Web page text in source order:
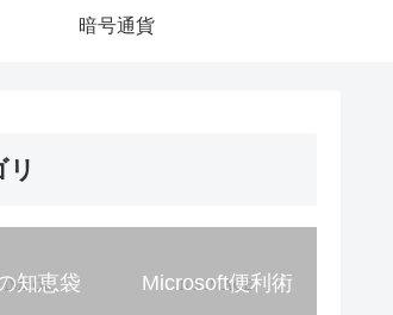
暗号通貨
リ
知恵袋 Microsoft便利術